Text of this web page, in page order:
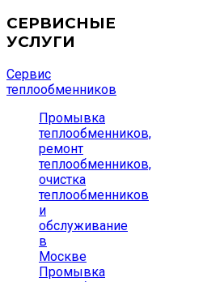
СЕРВИСНЫЕ
УСЛУГИ
Сервис
теплообменников
Промывка
теплообменников,
ремонт
теплообменников,
очистка
теплообменников
и
обслуживание
в
Москве
Промывка